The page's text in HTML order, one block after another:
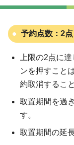
予約点数：2
上限の2点に
ンを押すこと
約取消するこ
取置期間を過
す。
取置期間の延